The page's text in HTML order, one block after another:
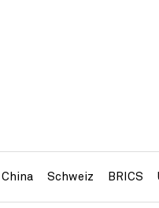
China Schweiz BRICS